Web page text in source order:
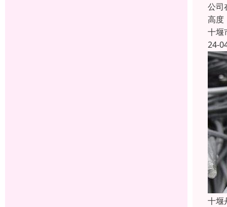
公司
高度
十堰
24-
十堰